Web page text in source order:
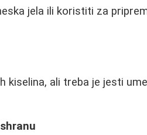
jela ili koristiti za
kiselina, ali treba je jesti